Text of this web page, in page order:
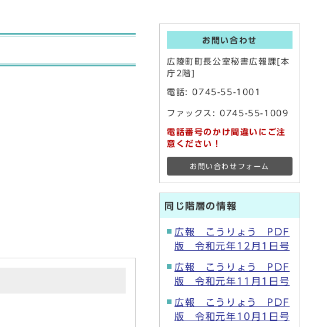
お問い合わせ
広陵町町長公室秘書広報課[本
庁2階]
電話:0745-55-1001
ファックス: 0745-55-1009
電話番号のかけ間違いにご注
意ください！
お問い合わせフォーム
同じ階層の情報
広報 こうりょう PDF
版 令和元年12月1日号
広報 こうりょう PDF
版 令和元年11月1日号
広報 こうりょう PDF
版 令和元年10月1日号